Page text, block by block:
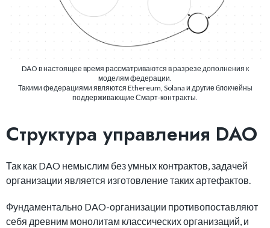
DAO в настоящее время рассматриваются в разрезе дополнения к
моделям федерации.
Такими федерациями являются Ethereum, Solana и другие блокчейны
поддерживающие Смарт-контракты.
Структура управления DAO
Так как DAO немыслим без умных контрактов, задачей
организации является изготовление таких артефактов.
Фундаментально DAO-организации противопоставляют
себя древним монолитам классических организаций, и